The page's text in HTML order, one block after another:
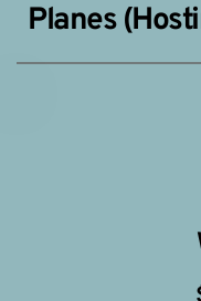
Planes